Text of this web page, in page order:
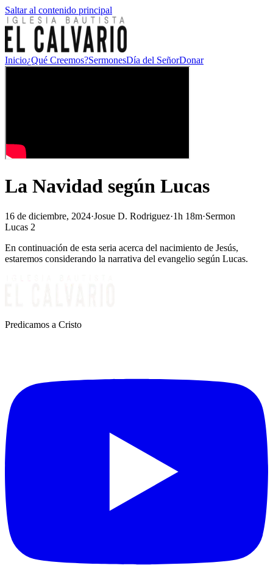
Saltar al contenido principal
Inicio¿Qué Creemos?SermonesDía del SeñorDonar
La Navidad según Lucas
16 de diciembre, 2024·Josue D. Rodriguez·1h 18m·Sermon
Lucas 2
En continuación de esta seria acerca del nacimiento de Jesús,
estaremos considerando la narrativa del evangelio según Lucas.
Predicamos a Cristo